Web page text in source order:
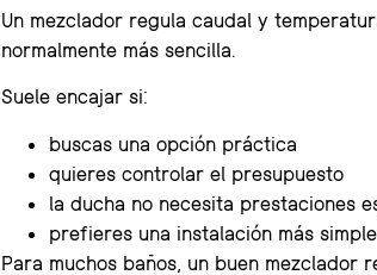
Un mezclador regula caudal y
normalmente más sencilla.
Suele encajar si:
buscas una opción práctica
quieres controlar el presupuesto
la ducha no necesita prestaciones
prefieres una instalación más simple
Para muchos baños, un buen mezclador